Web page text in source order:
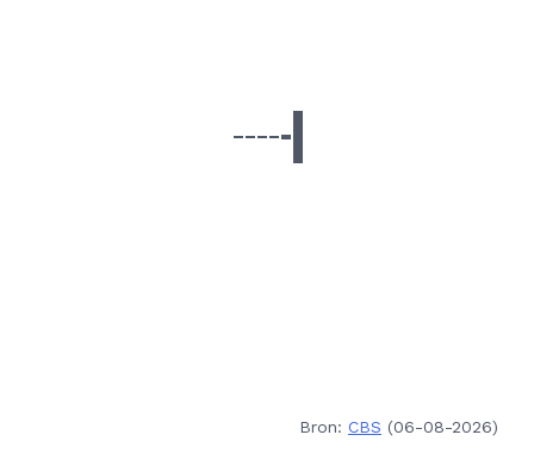
Bron: CBS (06-08-2026)